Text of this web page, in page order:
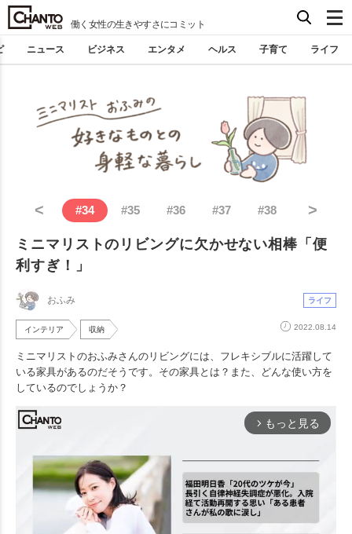
働く女性の生きやすさにコミット
ニュース ビジネス エンタメ ヘルス 子育て ライフ
< #34 #35 #36 #37 #38 >
ミニマリストのリビングに欠かせない相棒「便
利すぎ！」
おふみ ライフ
インテリア 収納 2022.08.14
ミニマリストのおふみさんのリビングには、フレキシブルに活躍して
いる家具があるのだそうです。その家具とは？また、どんな使い方を
しているのでしょうか？
arrow_forward_ios もっと見る